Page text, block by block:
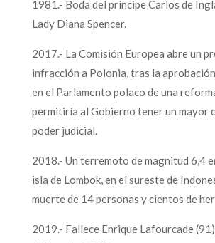
1981.- Boda del príncipe Carlos de
Lady Diana Spencer.
2017.- La Comisión Europea abre un
infracción a Polonia, tras la
en el Parlamento polaco de una
permitiría al Gobierno tener un mayor
poder judicial.
2018.- Un terremoto de magnitud 6,4
isla de Lombok, en el sureste de
muerte de 14 personas y cientos de
2019.- Fallece Enrique Lafourcade